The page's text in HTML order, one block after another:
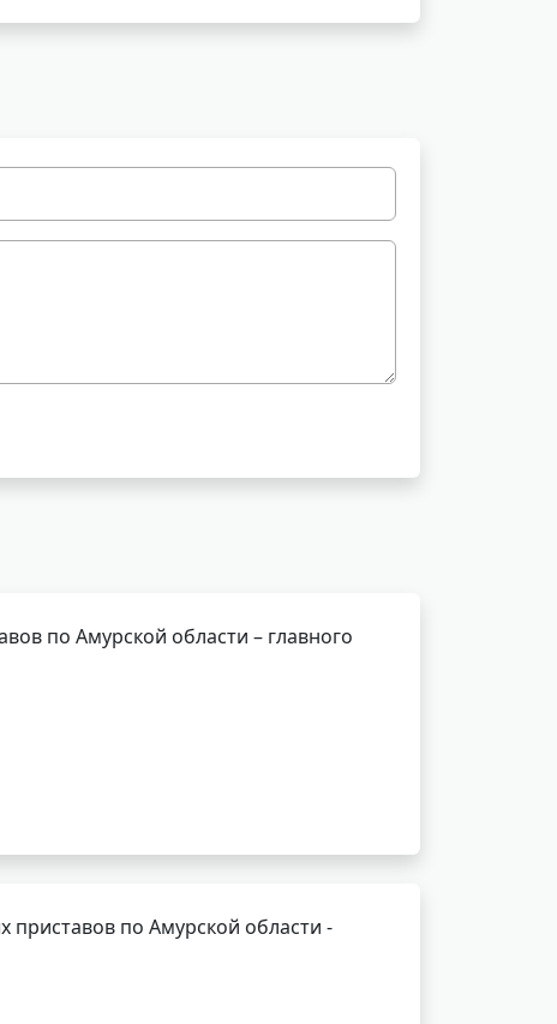
по Амурской области – главного
приставов по Амурской области -